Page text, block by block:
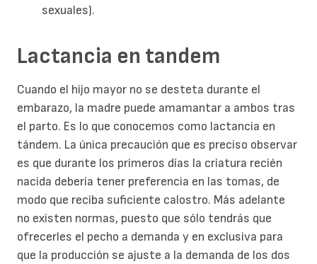
sexuales).
Lactancia en tandem
Cuando el hijo mayor no se desteta durante el
embarazo, la madre puede amamantar a ambos tras
el parto. Es lo que conocemos como lactancia en
tándem. La única precaución que es preciso observar
es que durante los primeros días la criatura recién
nacida debería tener preferencia en las tomas, de
modo que reciba suficiente calostro. Más adelante
no existen normas, puesto que sólo tendrás que
ofrecerles el pecho a demanda y en exclusiva para
que la producción se ajuste a la demanda de los dos